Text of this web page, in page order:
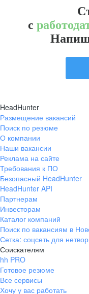
с
HeadHunter
Размещение вакансий
Поиск по резюме
О компании
Наши вакансии
Реклама на сайте
Требования к ПО
Безопасный HeadHunter
HeadHunter API
Партнерам
Инвесторам
Каталог компаний
Поиск по вакансиям в
Сетка: соцсеть для
Соискателям
hh PRO
Готовое резюме
Все сервисы
Хочу у вас работать